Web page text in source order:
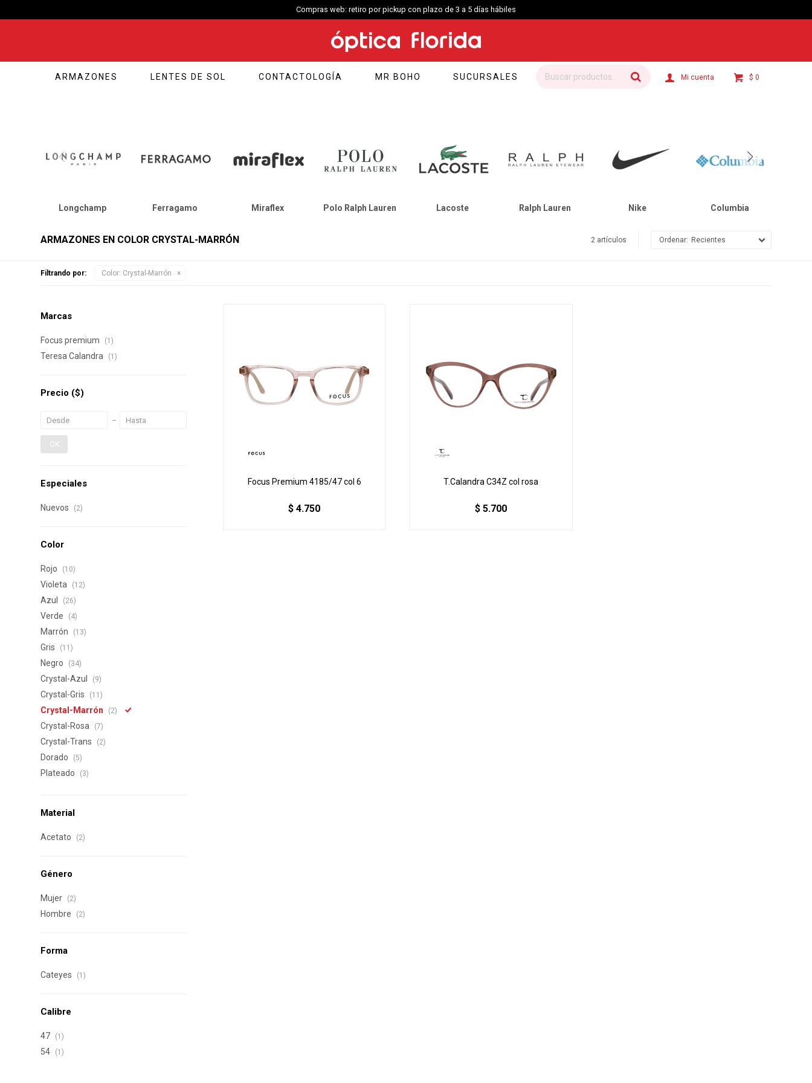
Compras web envío a Montevideo: Por Distrilogic de 3 a 5 días hábiles.
ARMAZONES LENTES DE SOL CONTACTOLOGÍA MR BOHO SUCURSALES $ 0
Longchamp Ferragamo Miraflex Polo Ralph Lauren Lacoste Ralph Lauren Nike Columbia
ARMAZONES EN COLOR CRYSTAL-MARRÓN 2 artículos Recientes
Filtrando por: Color: Crystal-Marrón
Focus Premium 4185/47 col 6
$ 4.750
T.Calandra C34Z col rosa
$ 5.700
Marcas
Focus premium (1)
Teresa Calandra (1)
Precio ($)
OK
Especiales
Nuevos (2)
Color
Rojo (10)
Violeta (12)
Azul (26)
Verde (4)
Marrón (13)
Gris (11)
Negro (34)
Crystal-Azul (9)
Crystal-Gris (11)
Crystal-Marrón (2)
Crystal-Rosa (7)
Crystal-Trans (2)
Dorado (5)
Plateado (3)
Material
Acetato (2)
Género
Mujer (2)
Hombre (2)
Forma
Cateyes (1)
Calibre
47 (1)
54 (1)